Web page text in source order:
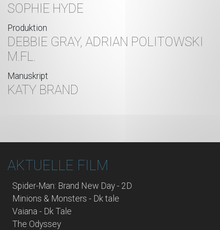
SOPHIE HYDE
Produktion
DEBBIE GRAY, ADRIAN POLITOWSKI
M.FL.
Manuskript
KATY BRAND
AKTUELLE FILM
Spider-Man: Brand New Day - 2D
Minions & Monsters - Dk tale
Vaiana - Dk Tale
The Odyssey